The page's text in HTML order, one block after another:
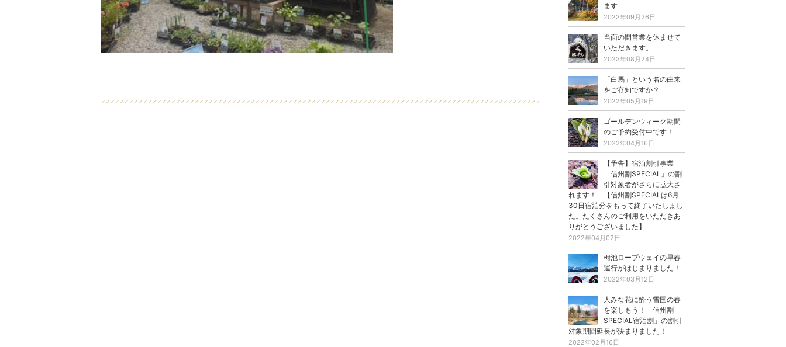
ます
2023年09月26日
当面の間営業を休ませて
いただきます。
2023年08月24日
「白馬」という名の由来
をご存知ですか？
2022年05月19日
ゴールデンウィーク期間
のご予約受付中です！
2022年04月16日
【予告】宿泊割引事業
「信州割SPECIAL」の割
引対象者がさらに拡大さ
れます！ 【信州割SPECIALは6月
30日宿泊分をもって終了いたしまし
た。たくさんのご利用をいただきあ
りがとうございました】
2022年04月02日
栂池ロープウェイの早春
運行がはじまりました！
2022年03月12日
人みな花に酔う雪国の春
を楽しもう！「信州割
SPECIAL宿泊割」の割引
対象期間延長が決まりました！
2022年02月16日